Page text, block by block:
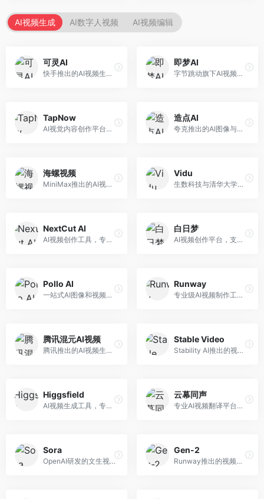
AI视频生成 AI数字人视频 AI视频编辑
可灵AI
快手推出的AI视频生成平台，支持文生视频和图生视频，可生成长达2分钟的高质量视频内容。面向短视频创作者和营销人员，操作简便，生成效果逼真，适合商业推广和创意表达。
即梦AI
字节跳动旗下AI视频创作平台，支持多模态内容生成。面向内容创作者和营销人员，提供文生视频、图生视频、智能剪辑等功能，中文理解能力强，创作效率高。
TapNow
AI视觉内容创作平台，整合图像与视频生成能力。面向内容创作者，提供文生图、文生视频、智能编辑等服务，创作工具丰富，一站式体验便捷。
造点AI
夸克推出的AI图像与视频创作平台。面向普通用户和内容创作者，提供文生图、文生视频等功能，操作简便，与夸克生态深度整合。
海螺视频
MiniMax推出的AI视频生成工具，支持高质量视频创作。面向内容创作者，提供文生视频、视频编辑等功能，生成速度快，视频效果自然流畅。
Vidu
生数科技与清华大学联合研发的AI视频生成大模型。面向视频创作者和内容生产者，支持文生视频、图生视频，视频质量高，物理运动理解准确，国产视频生成领先工具。
NextCut AI
AI视频创作工具，专注于智能剪辑和视频生成。面向视频创作者，提供智能剪辑、视频生成、特效添加等功能，剪辑效率高，适合快节奏内容生产。
白日梦
AI视频创作平台，支持生成长达50分钟的长视频内容。面向长视频创作者和内容生产者，支持故事视频生成、视频编辑等功能，适合叙事性内容创作。
Pollo AI
一站式AI图像和视频创作平台，整合多种生成工具。面向内容创作者，提供文生图、文生视频、视频编辑等服务，创作工具全面，一站式体验便捷。
Runway
专业级AI视频制作工具，支持视频生成与编辑。面向影视制作人和创意工作者，提供文生视频、视频编辑、绿幕抠像等专业功能，视频处理能力强，适合专业创作场景。
腾讯混元AI视频
腾讯推出的AI视频生成工具，基于混元大模型。面向腾讯生态用户和内容创作者，支持文生视频、视频编辑等功能，与腾讯产品生态深度整合。
Stable Video
Stability AI推出的视频生成模型，开源可部署。面向开发者和专业创作者，支持视频生成、视频编辑等功能，开源生态完善，定制化程度高。
Higgsfield
AI视频生成工具，专注于高质量视频内容创作。面向视频创作者和营销人员，支持文生视频、视频编辑等功能，视频效果逼真，适合商业应用。
云幕同声
专业AI视频翻译平台，支持视频多语言配音和字幕生成。面向跨境电商和内容出海从业者，提供视频翻译、配音、字幕生成等服务，多语言支持完善。
Sora
OpenAI研发的文生视频大模型，可根据文字描述生成长达60秒的高清视频。面向影视创作者、广告从业者和内容生产者，视频连贯性强，物理世界理解准确，代表了AI视频生成的最高水平。
Gen-2
Runway推出的视频生成模型，专注于文生视频和视频风格转换。面向影视制作人和创意工作者，支持文本到视频、图像到视频等多种生成模式，视频质量专业级。